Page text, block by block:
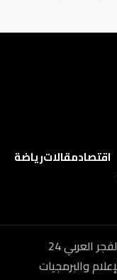
اقتصادمقالاترياضة